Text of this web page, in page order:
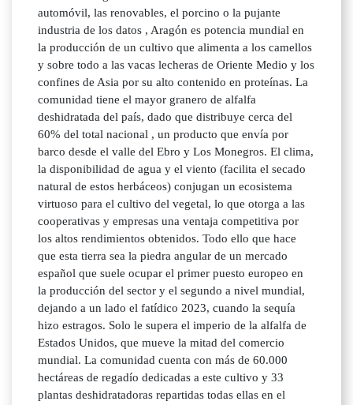
automóvil, las renovables, el porcino o la pujante
industria de los datos , Aragón es potencia mundial en
la producción de un cultivo que alimenta a los camellos
y sobre todo a las vacas lecheras de Oriente Medio y los
confines de Asia por su alto contenido en proteínas. La
comunidad tiene el mayor granero de alfalfa
deshidratada del país, dado que distribuye cerca del
60% del total nacional , un producto que envía por
barco desde el valle del Ebro y Los Monegros. El clima,
la disponibilidad de agua y el viento (facilita el secado
natural de estos herbáceos) conjugan un ecosistema
virtuoso para el cultivo del vegetal, lo que otorga a las
cooperativas y empresas una ventaja competitiva por
los altos rendimientos obtenidos. Todo ello que hace
que esta tierra sea la piedra angular de un mercado
español que suele ocupar el primer puesto europeo en
la producción del sector y el segundo a nivel mundial,
dejando a un lado el fatídico 2023, cuando la sequía
hizo estragos. Solo le supera el imperio de la alfalfa de
Estados Unidos, que mueve la mitad del comercio
mundial. La comunidad cuenta con más de 60.000
hectáreas de regadío dedicadas a este cultivo y 33
plantas deshidratadoras repartidas todas ellas en el